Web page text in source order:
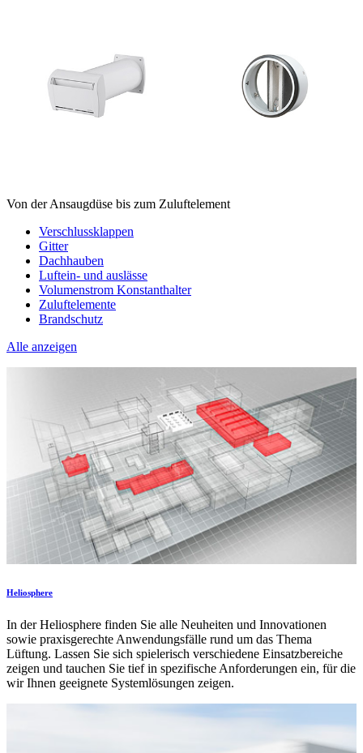
Von der Ansaugdüse bis zum Zuluftelement
Verschlussklappen
Gitter
Dachhauben
Luftein- und auslässe
Volumenstrom Konstanthalter
Zuluftelemente
Brandschutz
Alle anzeigen
Heliosphere
In der Heliosphere finden Sie alle Neuheiten und Innovationen
sowie praxisgerechte Anwendungsfälle rund um das Thema
Lüftung. Lassen Sie sich spielerisch verschiedene Einsatzbereiche
zeigen und tauchen Sie tief in spezifische Anforderungen ein, für die
wir Ihnen geeignete Systemlösungen zeigen.